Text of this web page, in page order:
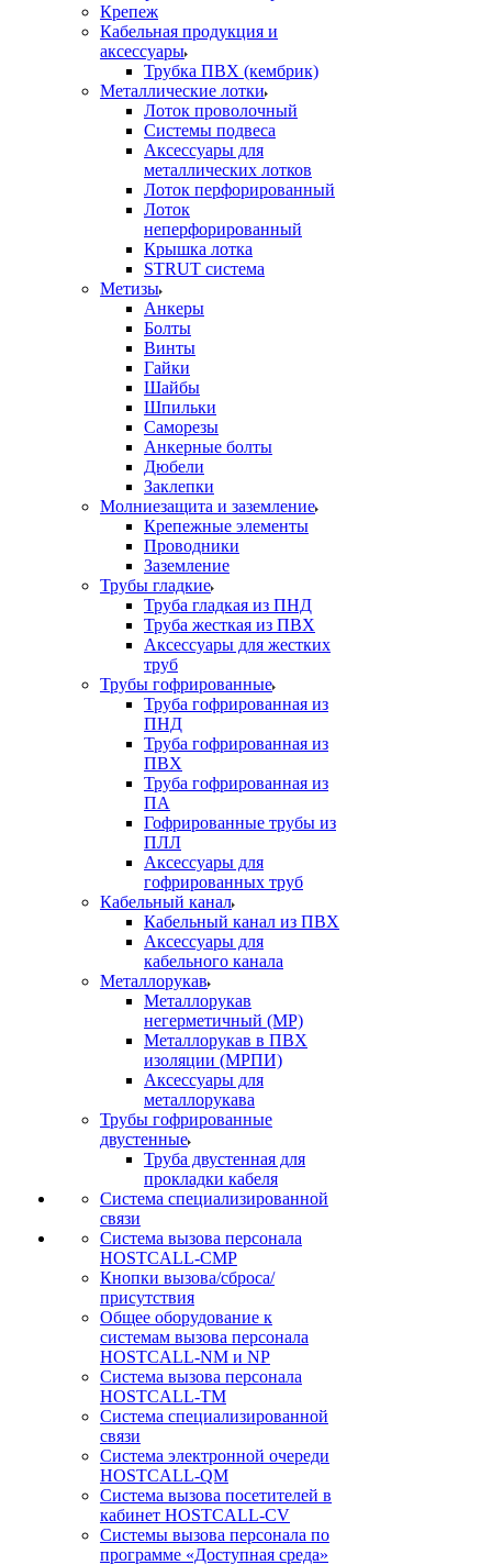
Крепеж
Кабельная продукция и
аксессуары
Трубка ПВХ (кембрик)
Металлические лотки
Лоток проволочный
Системы подвеса
Аксессуары для
металлических лотков
Лоток перфорированный
Лоток
неперфорированный
Крышка лотка
STRUT система
Метизы
Анкеры
Болты
Винты
Гайки
Шайбы
Шпильки
Саморезы
Анкерные болты
Дюбели
Заклепки
Молниезащита и заземление
Крепежные элементы
Проводники
Заземление
Трубы гладкие
Труба гладкая из ПНД
Труба жесткая из ПВХ
Аксессуары для жестких
труб
Трубы гофрированные
Труба гофрированная из
ПНД
Труба гофрированная из
ПВХ
Труба гофрированная из
ПА
Гофрированные трубы из
ПЛЛ
Аксессуары для
гофрированных труб
Кабельный канал
Кабельный канал из ПВХ
Аксессуары для
кабельного канала
Металлорукав
Металлорукав
негерметичный (МР)
Металлорукав в ПВХ
изоляции (МРПИ)
Аксессуары для
металлорукава
Трубы гофрированные
двустенные
Труба двустенная для
прокладки кабеля
Система специализированной
связи
Cистема вызова персонала
HOSTCALL-CMP
Кнопки вызова/сброса/
присутствия
Общее оборудование к
системам вызова персонала
HOSTCALL-NM и NP
Система вызова персонала
HOSTCALL-TM
Система специализированной
связи
Система электронной очереди
HOSTCALL-QM
Cистема вызова посетителей в
кабинет HOSTCALL-CV
Системы вызова персонала по
программе «Доступная среда»